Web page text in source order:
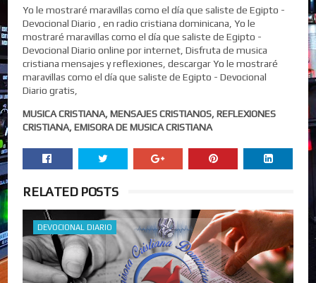
Yo le mostraré maravillas como el día que saliste de Egipto -
Devocional Diario , en radio cristiana dominicana, Yo le
mostraré maravillas como el día que saliste de Egipto -
Devocional Diario online por internet, Disfruta de musica
cristiana mensajes y reflexiones, descargar Yo le mostraré
maravillas como el día que saliste de Egipto - Devocional
Diario gratis,
MUSICA CRISTIANA, MENSAJES CRISTIANOS, REFLEXIONES
CRISTIANA, EMISORA DE MUSICA CRISTIANA
RELATED POSTS
DEVOCIONAL DIARIO